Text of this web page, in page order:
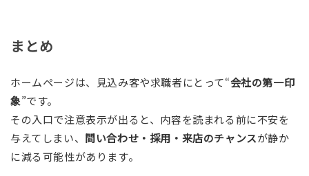
まとめ
ホームページは、見込み客や求職者にとって“会社の第一印
象”です。
その入口で注意表示が出ると、内容を読まれる前に不安を
与えてしまい、 問い合わせ・採用・来店のチャンスが静か
に減る可能性があります。